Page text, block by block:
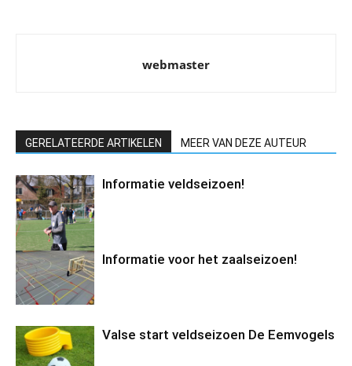
webmaster
GERELATEERDE ARTIKELEN MEER VAN DEZE AUTEUR
Informatie veldseizoen!
Informatie voor het zaalseizoen!
Valse start veldseizoen De Eemvogels